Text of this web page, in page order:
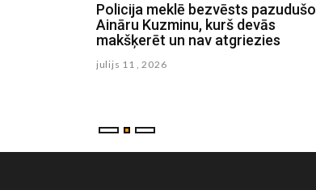
Policija meklē bezvēsts pazudušo
Aināru Kuzminu, kurš devās
makšķerēt un nav atgriezies
julijs 11 , 2026